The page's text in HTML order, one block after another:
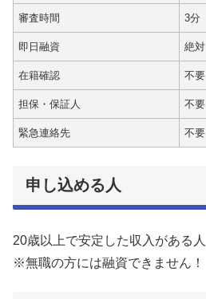
審査時間 3分
即日融資 絶対
在籍確認 不要
担保・保証人 不要
緊急連絡先 不要
申し込める人
20歳以上で安定した収入がある人
※無職の方には融資できません！